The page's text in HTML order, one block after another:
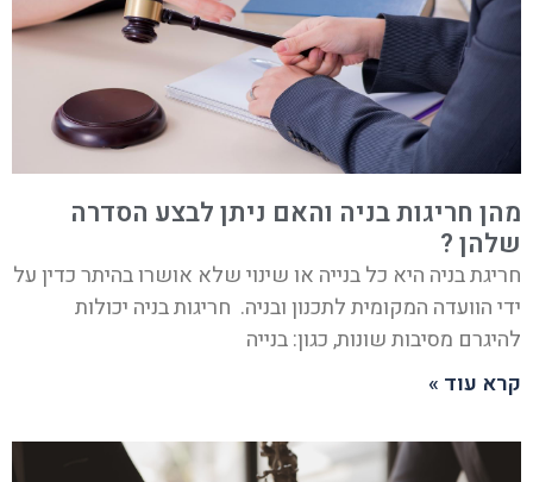
מהן חריגות בניה והאם ניתן לבצע הסדרה
שלהן ?
חריגת בניה היא כל בנייה או שינוי שלא אושרו בהיתר כדין על
ידי הוועדה המקומית לתכנון ובניה. חריגות בניה יכולות
להיגרם מסיבות שונות, כגון: בנייה
קרא עוד »